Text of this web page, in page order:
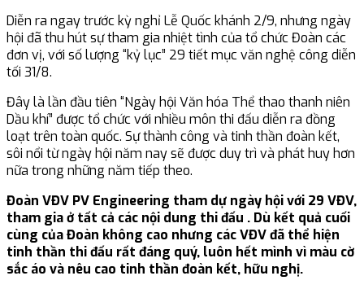
Diễn ra ngay trước kỳ nghỉ Lễ Quốc khánh 2/9, nhưng ngày
hội đã thu hút sự tham gia nhiệt tình của tổ chức Đoàn các
đơn vị, với số lượng “kỷ lục” 29 tiết mục văn nghệ công diễn
tối 31/8.
Đây là lần đầu tiên “Ngày hội Văn hóa Thể thao thanh niên
Dầu khí” được tổ chức với nhiều môn thi đấu diễn ra đồng
loạt trên toàn quốc. Sự thành công và tinh thần đoàn kết,
sôi nổi từ ngày hội năm nay sẽ được duy trì và phát huy hơn
nữa trong những năm tiếp theo.
Đoàn VĐV PV Engineering tham dự ngày hội với 29 VĐV,
tham gia ở tất cả các nội dung thi đấu . Dù kết quả cuối
cùng của Đoàn không cao nhưng các VĐV đã thể hiện
tinh thần thi đấu rất đáng quý, luôn hết mình vì màu cờ
sắc áo và nêu cao tinh thần đoàn kết, hữu nghị.